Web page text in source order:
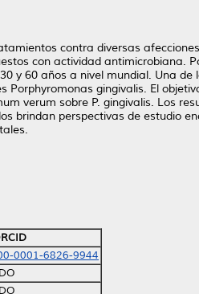
contra diversas
con actividad antimicrobiana.
y 60 años a nivel mundial. Una de
Porphyromonas gingivalis. El
verum sobre P. gingivalis. Los
brindan perspectivas de estudio
0001-6826-9944